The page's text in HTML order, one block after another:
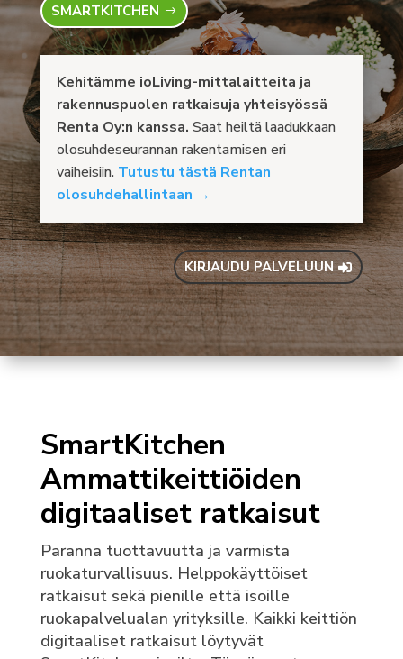
SMARTKITCHEN
Kehitämme ioLiving-mittalaitteita ja
rakennuspuolen ratkaisuja yhteisyössä
Renta Oy:n kanssa. Saat heiltä laadukkaan
olosuhdeseurannan rakentamisen eri
vaiheisiin.Tutustu tästä Rentan
olosuhdehallintaan →
KIRJAUDU PALVELUUN
SmartKitchen
Ammattikeittiöiden
digitaaliset ratkaisut
Paranna tuottavuutta ja varmista
ruokaturvallisuus. Helppokäyttöiset
ratkaisut sekä pienille että isoille
ruokapalvelualan yrityksille. Kaikki keittiön
digitaaliset ratkaisut löytyvät